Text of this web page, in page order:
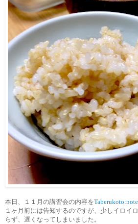
本日、１１月の講習会の内容を
１ヶ月前には告知するのですが、少しイロイ
らず、遅くなってしまいました。